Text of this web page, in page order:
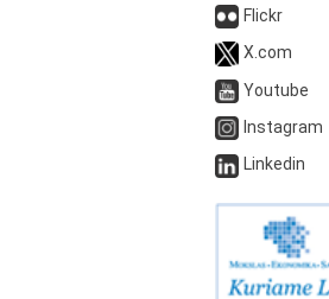
Flickr
X.com
Youtube
Instagram
Linkedin